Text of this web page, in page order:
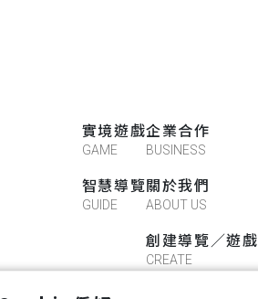
實境遊戲
GAME
智慧導覽
GUIDE
企業合作
BUSINESS
關於我們
ABOUT US
創建導覽／遊戲
CREATE